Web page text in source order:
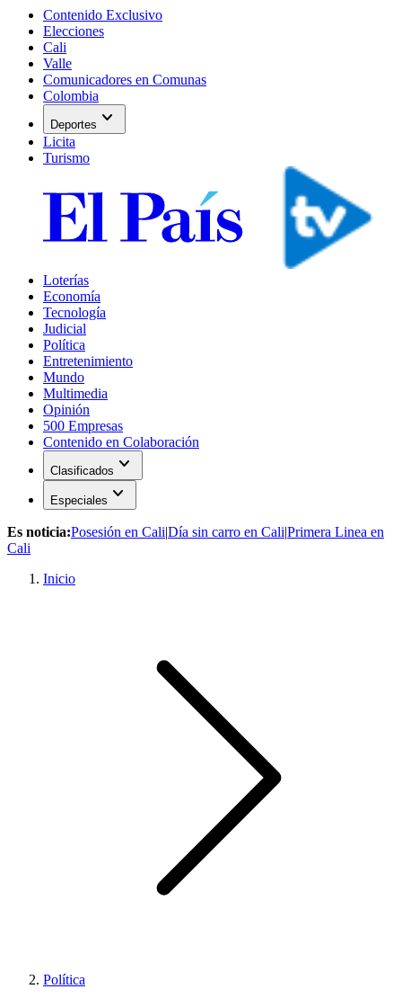
Contenido Exclusivo
Elecciones
Cali
Valle
Comunicadores en Comunas
Colombia
Deportes expand_more
Licita
Turismo
Loterías
Economía
Tecnología
Judicial
Política
Entretenimiento
Mundo
Multimedia
Opinión
500 Empresas
Contenido en Colaboración
Clasificados expand_more
Especiales expand_more
Es noticia:Posesión en Cali|Día sin carro en Cali|Primera Linea en
Cali
Inicio
Política